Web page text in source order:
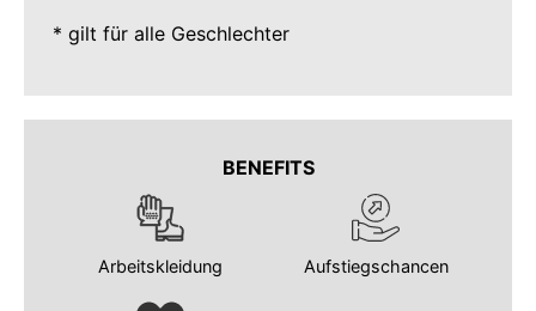
* gilt für alle Geschlechter
BENEFITS
Arbeitskleidung Aufstiegschancen